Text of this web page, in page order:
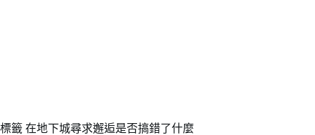
標籤 在地下城尋求邂逅是否搞錯了什麼